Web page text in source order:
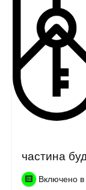
частина
Включено в